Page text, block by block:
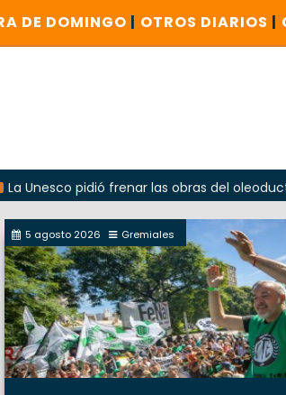
DE DOMINGO | OTROS DIARIOS |
pidió frenar las obras del oleoducto en
5 agosto 2026 Gremiales